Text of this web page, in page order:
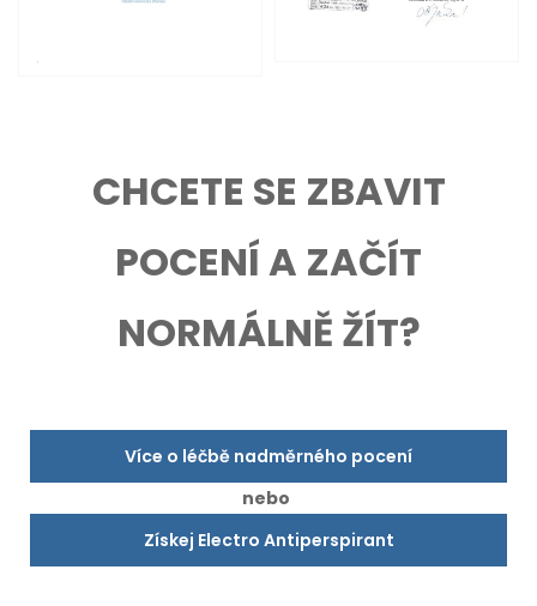
CHCETE SE ZBAVIT
POCENÍ A ZAČÍT
NORMÁLNĚ ŽÍT?
Více o léčbě nadměrného pocení
nebo
Získej Electro Antiperspirant